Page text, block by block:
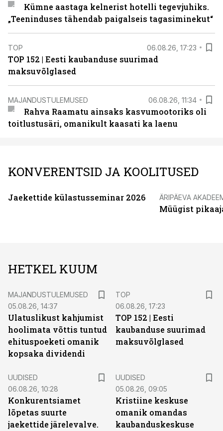
Kümne aastaga kelnerist hotelli tegevjuhiks.
„Teeninduses tähendab paigalseis tagasiminekut“
TOP 06.08.26, 17:23
TOP 152 | Eesti kaubanduse suurimad
maksuvõlglased
MAJANDUSTULEMUSED 06.08.26, 11:34
Rahva Raamatu ainsaks kasvumootoriks oli
toitlustusäri, omanikult kaasati ka laenu
KONVERENTSID JA KOOLITUSED
Jaekettide külastusseminar 2026 ÄRIPÄEVA
Müügist
HETKEL KUUM
MAJANDUSTULEMUSED
05.08.26, 14:37
Ulatuslikust kahjumist
hoolimata võttis tuntud
ehituspoeketi omanik
kopsaka dividendi
TOP
06.08.26, 17:23
TOP 152 | Eesti
kaubanduse suurimad
maksuvõlglased
UUDISED
06.08.26, 10:28
Konkurentsiamet
lõpetas suurte
jaekettide järelevalve.
UUDISED
05.08.26, 09:05
Kristiine keskuse
omanik omandas
kaubanduskeskuse